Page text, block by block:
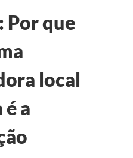
Por que
local
a